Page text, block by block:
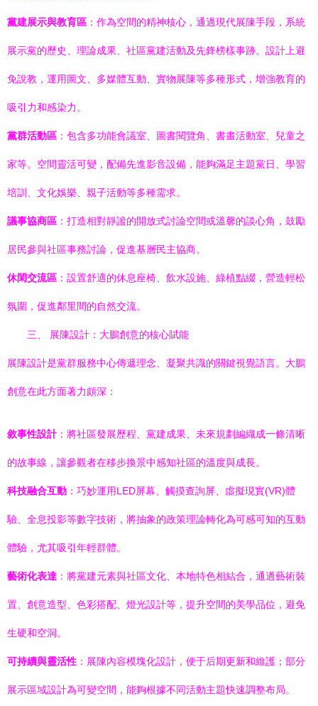
黨建展示與教育區 ：作為空間的精神核心，通過現代展陳手段，系統
展示黨的歷史、理論成果、社區黨建活動及先鋒榜樣事跡。設計上避
免說教，運用圖文、多媒體互動、實物展陳等多種形式，增強教育的
吸引力和感染力。
黨群活動區 ：包含多功能會議室、圖書閱覽角、書畫活動室、兒童之
家等。空間靈活可變，配備先進影音設備，能夠滿足主題黨日、學習
培訓、文化娛樂、親子活動等多種需求。
議事協商區 ：打造相對靜謐的開放式討論空間或溫馨的談心角，鼓勵
居民參與社區事務討論，促進基層民主協商。
休閑交流區 ：設置舒適的休息座椅、飲水設施、綠植點綴，營造輕松
氛圍，促進鄰里間的自然交流。
三、 展陳設計：大鵬創意的核心賦能
展陳設計是黨群服務中心傳遞理念、凝聚共識的關鍵視覺語言。大鵬
創意在此方面著力頗深：
敘事性設計：將社區發展歷程、黨建成果、未來規劃編織成一條清晰
的故事線，讓參觀者在移步換景中感知社區的溫度與成長。
科技融合互動 ：巧妙運用LED屏幕、觸摸查詢屏、虛擬現實(VR)體
驗、全息投影等數字技術，將抽象的政策理論轉化為可感可知的互動
體驗，尤其吸引年輕群體。
藝術化表達 ：將黨建元素與社區文化、本地特色相結合，通過藝術裝
置、創意造型、色彩搭配、燈光設計等，提升空間的美學品位，避免
生硬和空洞。
可持續與靈活性 ：展陳內容模塊化設計，便于后期更新和維護；部分
展示區域設計為可變空間，能夠根據不同活動主題快速調整布局。